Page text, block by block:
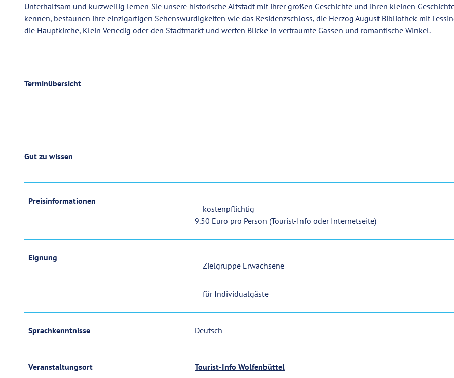
Unterhaltsam und kurzweilig lernen Sie unsere historische Altstadt mit ihrer großen Geschichte und ihren kleinen
kennen, bestaunen ihre einzigartigen Sehenswürdigkeiten wie das Residenzschloss, die Herzog August Bibliothek mit
die Hauptkirche, Klein Venedig oder den Stadtmarkt und werfen Blicke in verträumte Gassen und romantische Winkel.
Terminübersicht
Gut zu wissen
Preisinformationen
kostenpflichtig
9.50 Euro pro Person (Tourist-Info oder Internetseite)
Eignung
Zielgruppe Erwachsene
für Individualgäste
Sprachkenntnisse Deutsch
Veranstaltungsort Tourist-Info Wolfenbüttel